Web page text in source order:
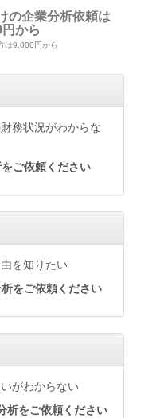
の企業分析依頼は
から
は9,800円から
務状況がわからな
ご依頼ください
を知りたい
をご依頼ください
がわからない
析をご依頼ください